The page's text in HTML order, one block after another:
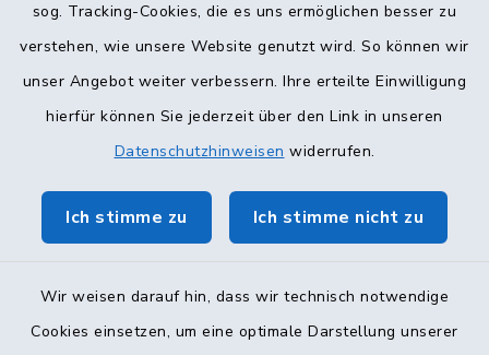
sog. Tracking-Cookies, die es uns ermöglichen besser zu
verstehen, wie unsere Website genutzt wird. So können wir
unser Angebot weiter verbessern. Ihre erteilte Einwilligung
hierfür können Sie jederzeit über den Link in unseren
Datenschutzhinweisen widerrufen.
Ich stimme zu Ich stimme nicht zu
Wir weisen darauf hin, dass wir technisch notwendige
Cookies einsetzen, um eine optimale Darstellung unserer